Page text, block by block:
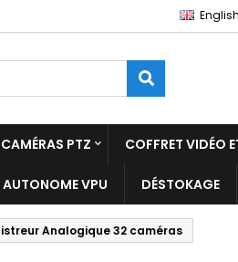
CAMÉRAS PTZ COFFRET VIDÉO
VPU DÉSTOKAGE
Analogique 32 caméras